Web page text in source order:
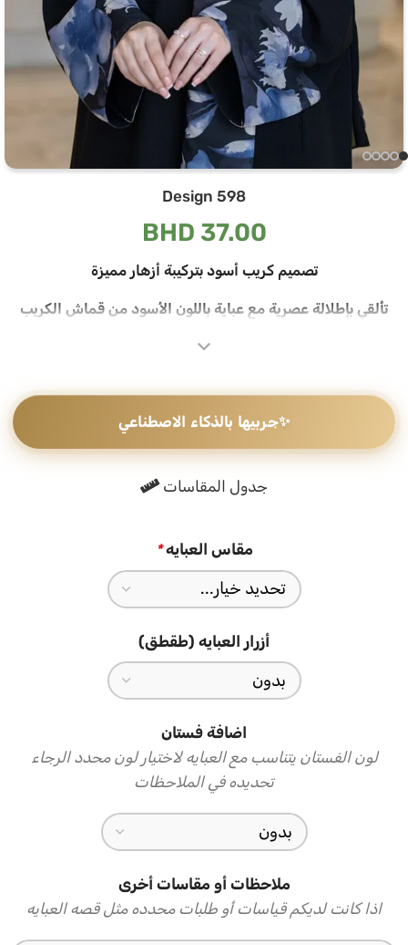
Design 598
BHD 37.00
تصميم كريب أسود بتركيبة أزهار مميزة
تألقي بإطلالة عصرية مع عباية باللون الأسود من قماش الكريب
مميزة لكل إطلالة
كريب أسود بتركيبة أزهار على الأكمام
تتميز هذه العباية بتركيبة في الأكمام مطبوعة بنقشة أزهار بألوان
الأزرق والأبيض على خلفية سوداء تتناغم مع العباية، تفصيلة تضيف
لإضافة لمسة ختامية لإطلالتك، تأتي العباية مع طرحة ثنائية تجمع
الكريب الأسود مع نفس قماش الأزهار المطبوع لتكمل الإطلالة
بتناسق مثالي، ارتديها بثقة في كل مناسبة تستحق حضورك
✨جربيها بالذكاء الاصطناعي
جدول المقاسات
مقاس العبايه*
أزرار العبايه (طقطق)
اضافة فستان
لون الفستان يتناسب مع العبايه لاختيار لون محدد الرجاء
تحديده في الملاحظات
ملاحظات أو مقاسات أخرى
اذا كانت لديكم قياسات أو طلبات محدده مثل قصه العبايه